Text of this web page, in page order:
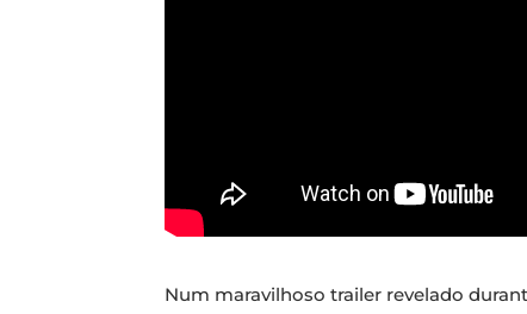
Num maravilhoso trailer revelado